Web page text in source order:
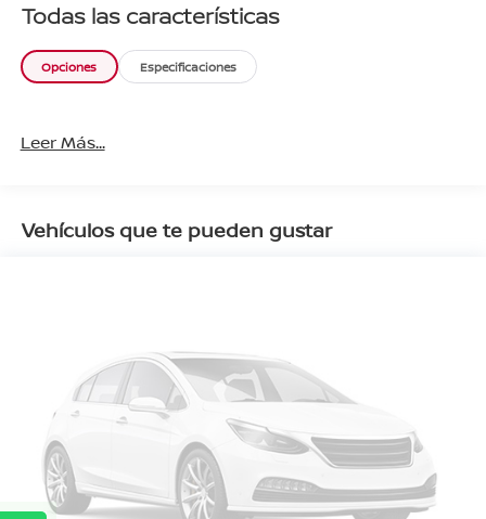
Todas las características
Opciones Especificaciones
Leer Más...
Vehículos que te pueden gustar